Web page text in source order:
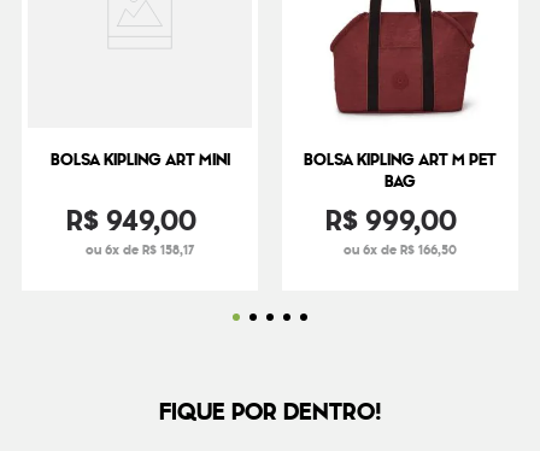
BOLSA KIPLING ART MINI
R$949,00
ou 6x de R$ 158,17
BOLSA KIPLING ART M PET
BAG
R$999,00
ou 6x de R$ 166,50
FIQUE POR DENTRO!